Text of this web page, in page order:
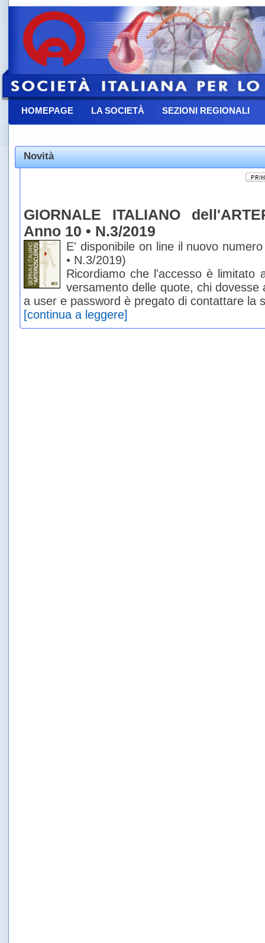
HOMEPAGE LA SOCIETÀ SEZIONI REGIONALI
Novità
GIORNALE ITALIANO
Anno 10 • N.3/2019
E' disponibile on line il nuovo
• N.3/2019)
Ricordiamo che l'accesso è limitato
versamento delle quote, chi dovesse
a user e password è pregato di contattare la
[continua a leggere]